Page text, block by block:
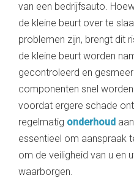
van een bedrijfsauto.
de kleine beurt over te
problemen zijn, brengt dit
de kleine beurt worden
gecontroleerd en
componenten snel
voordat ergere schade
regelmatig onderhoud
essentieel om aanspraak
om de veiligheid van u en
waarborgen.